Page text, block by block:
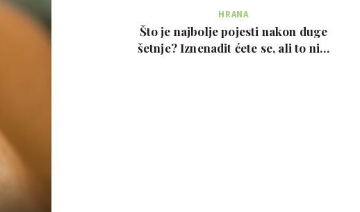
HRANA
Što je najbolje pojesti nakon duge
šetnje? Iznenadit ćete se, ali to nije